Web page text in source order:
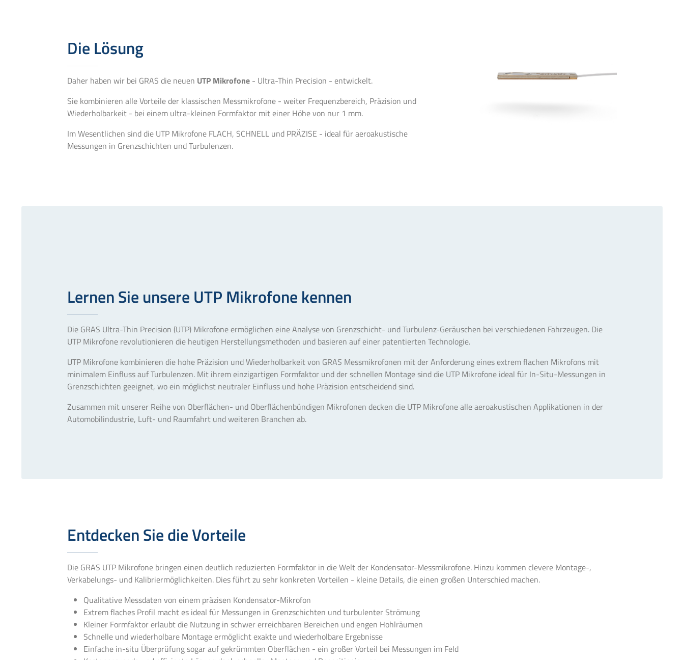
Die Lösung
Daher haben wir bei GRAS die neuen UTP Mikrofone - Ultra-Thin Precision - entwickelt.
Sie kombinieren alle Vorteile der klassischen Messmikrofone - weiter Frequenzbereich, Präzision und
Wiederholbarkeit - bei einem ultra-kleinen Formfaktor mit einer Höhe von nur 1 mm.
Im Wesentlichen sind die UTP Mikrofone FLACH, SCHNELL und PRÄZISE - ideal für aeroakustische
Messungen in Grenzschichten und Turbulenzen.
Lernen Sie unsere UTP Mikrofone kennen
Die GRAS Ultra-Thin Precision (UTP) Mikrofone ermöglichen eine Analyse von Grenzschicht- und Turbulenz-Geräuschen bei verschiedenen Fahrzeugen. Die
UTP Mikrofone revolutionieren die heutigen Herstellungsmethoden und basieren auf einer patentierten Technologie.
UTP Mikrofone kombinieren die hohe Präzision und Wiederholbarkeit von GRAS Messmikrofonen mit der Anforderung eines extrem flachen Mikrofons mit
minimalem Einfluss auf Turbulenzen. Mit ihrem einzigartigen Formfaktor und der schnellen Montage sind die UTP Mikrofone ideal für In-Situ-Messungen in
Grenzschichten geeignet, wo ein möglichst neutraler Einfluss und hohe Präzision entscheidend sind.
Zusammen mit unserer Reihe von Oberflächen- und Oberflächenbündigen Mikrofonen decken die UTP Mikrofone alle aeroakustischen Applikationen in der
Automobilindustrie, Luft- und Raumfahrt und weiteren Branchen ab.
Entdecken Sie die Vorteile
Die GRAS UTP Mikrofone bringen einen deutlich reduzierten Formfaktor in die Welt der Kondensator-Messmikrofone. Hinzu kommen clevere Montage-,
Verkabelungs- und Kalibriermöglichkeiten. Dies führt zu sehr konkreten Vorteilen - kleine Details, die einen großen Unterschied machen.
Qualitative Messdaten von einem präzisen Kondensator-Mikrofon
Extrem flaches Profil macht es ideal für Messungen in Grenzschichten und turbulenter Strömung
Kleiner Formfaktor erlaubt die Nutzung in schwer erreichbaren Bereichen und engen Hohlräumen
Schnelle und wiederholbare Montage ermöglicht exakte und wiederholbare Ergebnisse
Einfache in-situ Überprüfung sogar auf gekrümmten Oberflächen - ein großer Vorteil bei Messungen im Feld